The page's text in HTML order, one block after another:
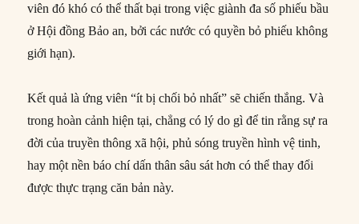
viên đó khó có thể thất bại trong việc giành đa số phiếu bầu
ở Hội đồng Bảo an, bởi các nước có quyền bỏ phiếu không
giới hạn).
Kết quả là ứng viên “ít bị chối bỏ nhất” sẽ chiến thắng. Và
trong hoàn cảnh hiện tại, chẳng có lý do gì để tin rằng sự ra
đời của truyền thông xã hội, phủ sóng truyền hình vệ tinh,
hay một nền báo chí dấn thân sâu sát hơn có thể thay đổi
được thực trạng căn bản này.